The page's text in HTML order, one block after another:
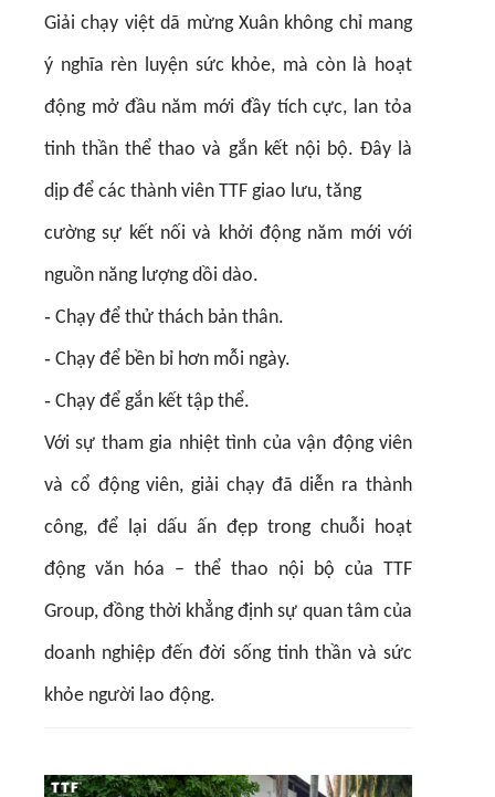
Giải chạy việt dã mừng Xuân không chỉ mang
ý nghĩa rèn luyện sức khỏe, mà còn là hoạt
động mở đầu năm mới đầy tích cực, lan tỏa
tinh thần thể thao và gắn kết nội bộ. Đây là
dịp để các thành viên TTF giao lưu, tăng
cường sự kết nối và khởi động năm mới với
nguồn năng lượng dồi dào.
- Chạy để thử thách bản thân.
- Chạy để bền bỉ hơn mỗi ngày.
- Chạy để gắn kết tập thể.
Với sự tham gia nhiệt tình của vận động viên
và cổ động viên, giải chạy đã diễn ra thành
công, để lại dấu ấn đẹp trong chuỗi hoạt
động văn hóa – thể thao nội bộ của TTF
Group, đồng thời khẳng định sự quan tâm của
doanh nghiệp đến đời sống tinh thần và sức
khỏe người lao động.